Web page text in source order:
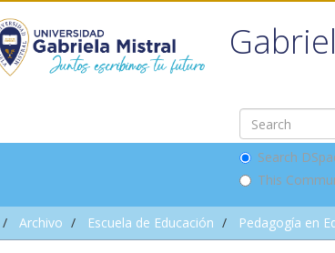
Search
This
Archivo Escuela de Educación Pedagogía en